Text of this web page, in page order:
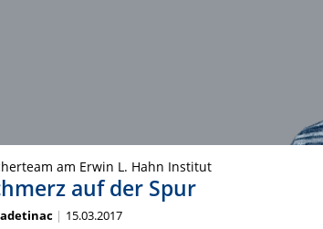
am Erwin L. Hahn Institut
auf der Spur
15.03.2017